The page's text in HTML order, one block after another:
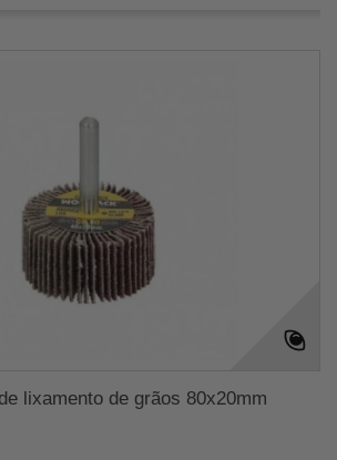
lixamento de grãos 80x20mm